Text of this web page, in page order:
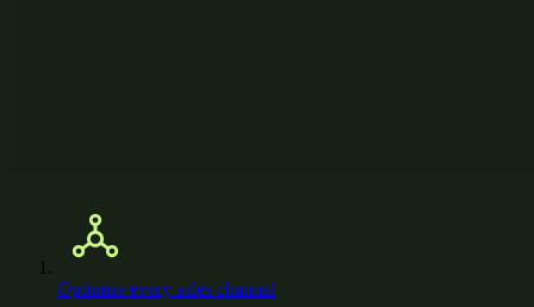
Optimise every sales channel